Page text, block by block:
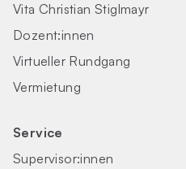
Vita Christian Stiglmayr
Dozent:innen
Virtueller Rundgang
Vermietung
Service
Supervisor:innen